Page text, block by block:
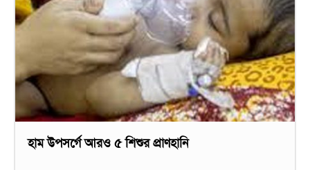
হাম উপসর্গে আরও ৫ শিশুর প্রাণহানি